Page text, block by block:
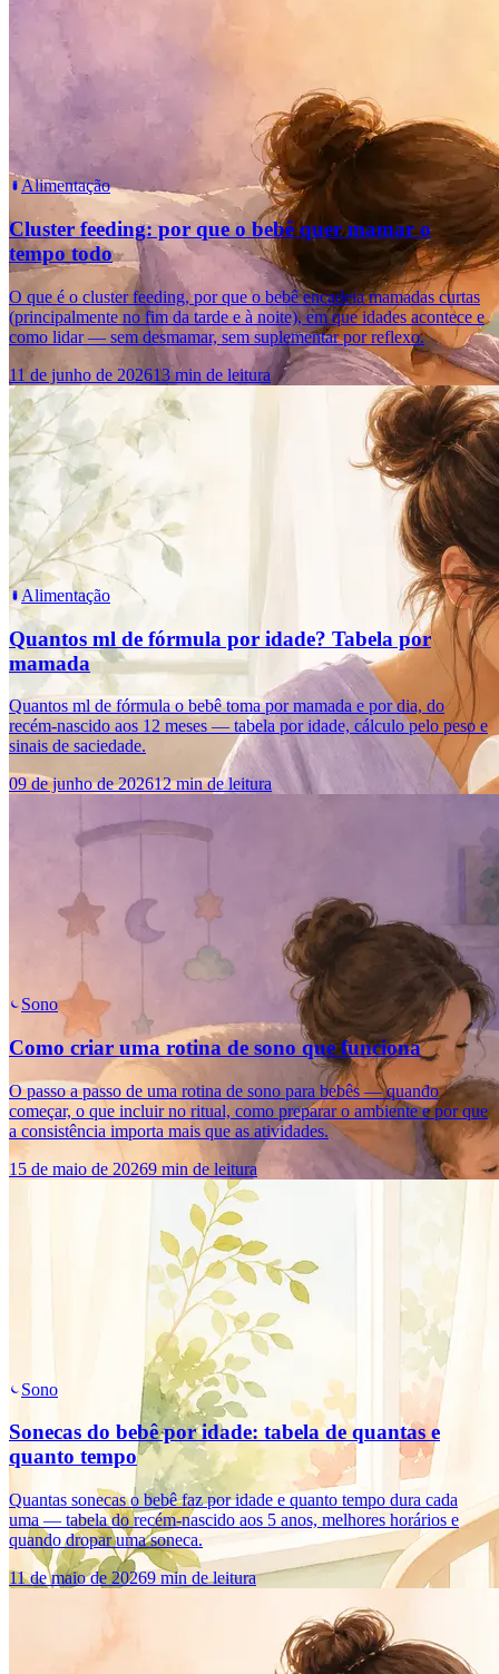
Alimentação
Cluster feeding: por que o bebê quer mamar o
tempo todo
O que é o cluster feeding, por que o bebê encadeia mamadas curtas
(principalmente no fim da tarde e à noite), em que idades acontece e
como lidar — sem desmamar, sem suplementar por reflexo.
11 de junho de 202613 min de leitura
Alimentação
Quantos ml de fórmula por idade? Tabela por
mamada
Quantos ml de fórmula o bebê toma por mamada e por dia, do
recém-nascido aos 12 meses — tabela por idade, cálculo pelo peso e
sinais de saciedade.
09 de junho de 202612 min de leitura
Sono
Como criar uma rotina de sono que funciona
O passo a passo de uma rotina de sono para bebês — quando
começar, o que incluir no ritual, como preparar o ambiente e por que
a consistência importa mais que as atividades.
15 de maio de 20269 min de leitura
Sono
Sonecas do bebê por idade: tabela de quantas e
quanto tempo
Quantas sonecas o bebê faz por idade e quanto tempo dura cada
uma — tabela do recém-nascido aos 5 anos, melhores horários e
quando dropar uma soneca.
11 de maio de 20269 min de leitura